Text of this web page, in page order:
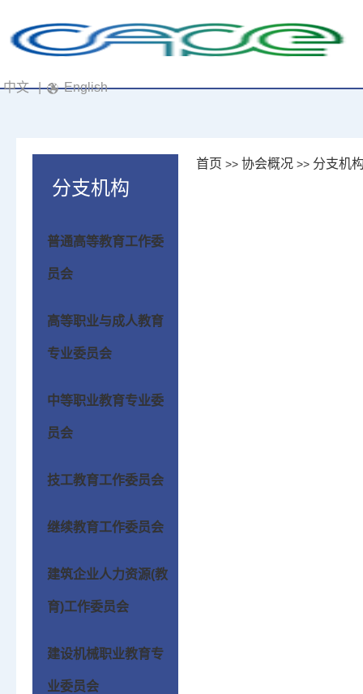
中文 | English
分支机构
普通高等教育工作委
员会
高等职业与成人教育
专业委员会
中等职业教育专业委
员会
技工教育工作委员会
继续教育工作委员会
建筑企业人力资源(教
育)工作委员会
建设机械职业教育专
业委员会
首页 >> 协会概况>> 分支机